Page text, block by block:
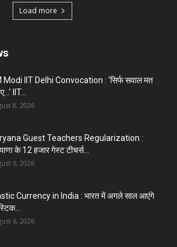
Load more
Modi IIT Delhi Convocation : ‘सिर्फ सवाल मत
IIT...
8, 2026
Guest Teachers Regularization :
के 12 हजार गेस्ट टीचर्स...
6, 2026
Currency in India : भारत में अगले साल आएंगे
6, 2026